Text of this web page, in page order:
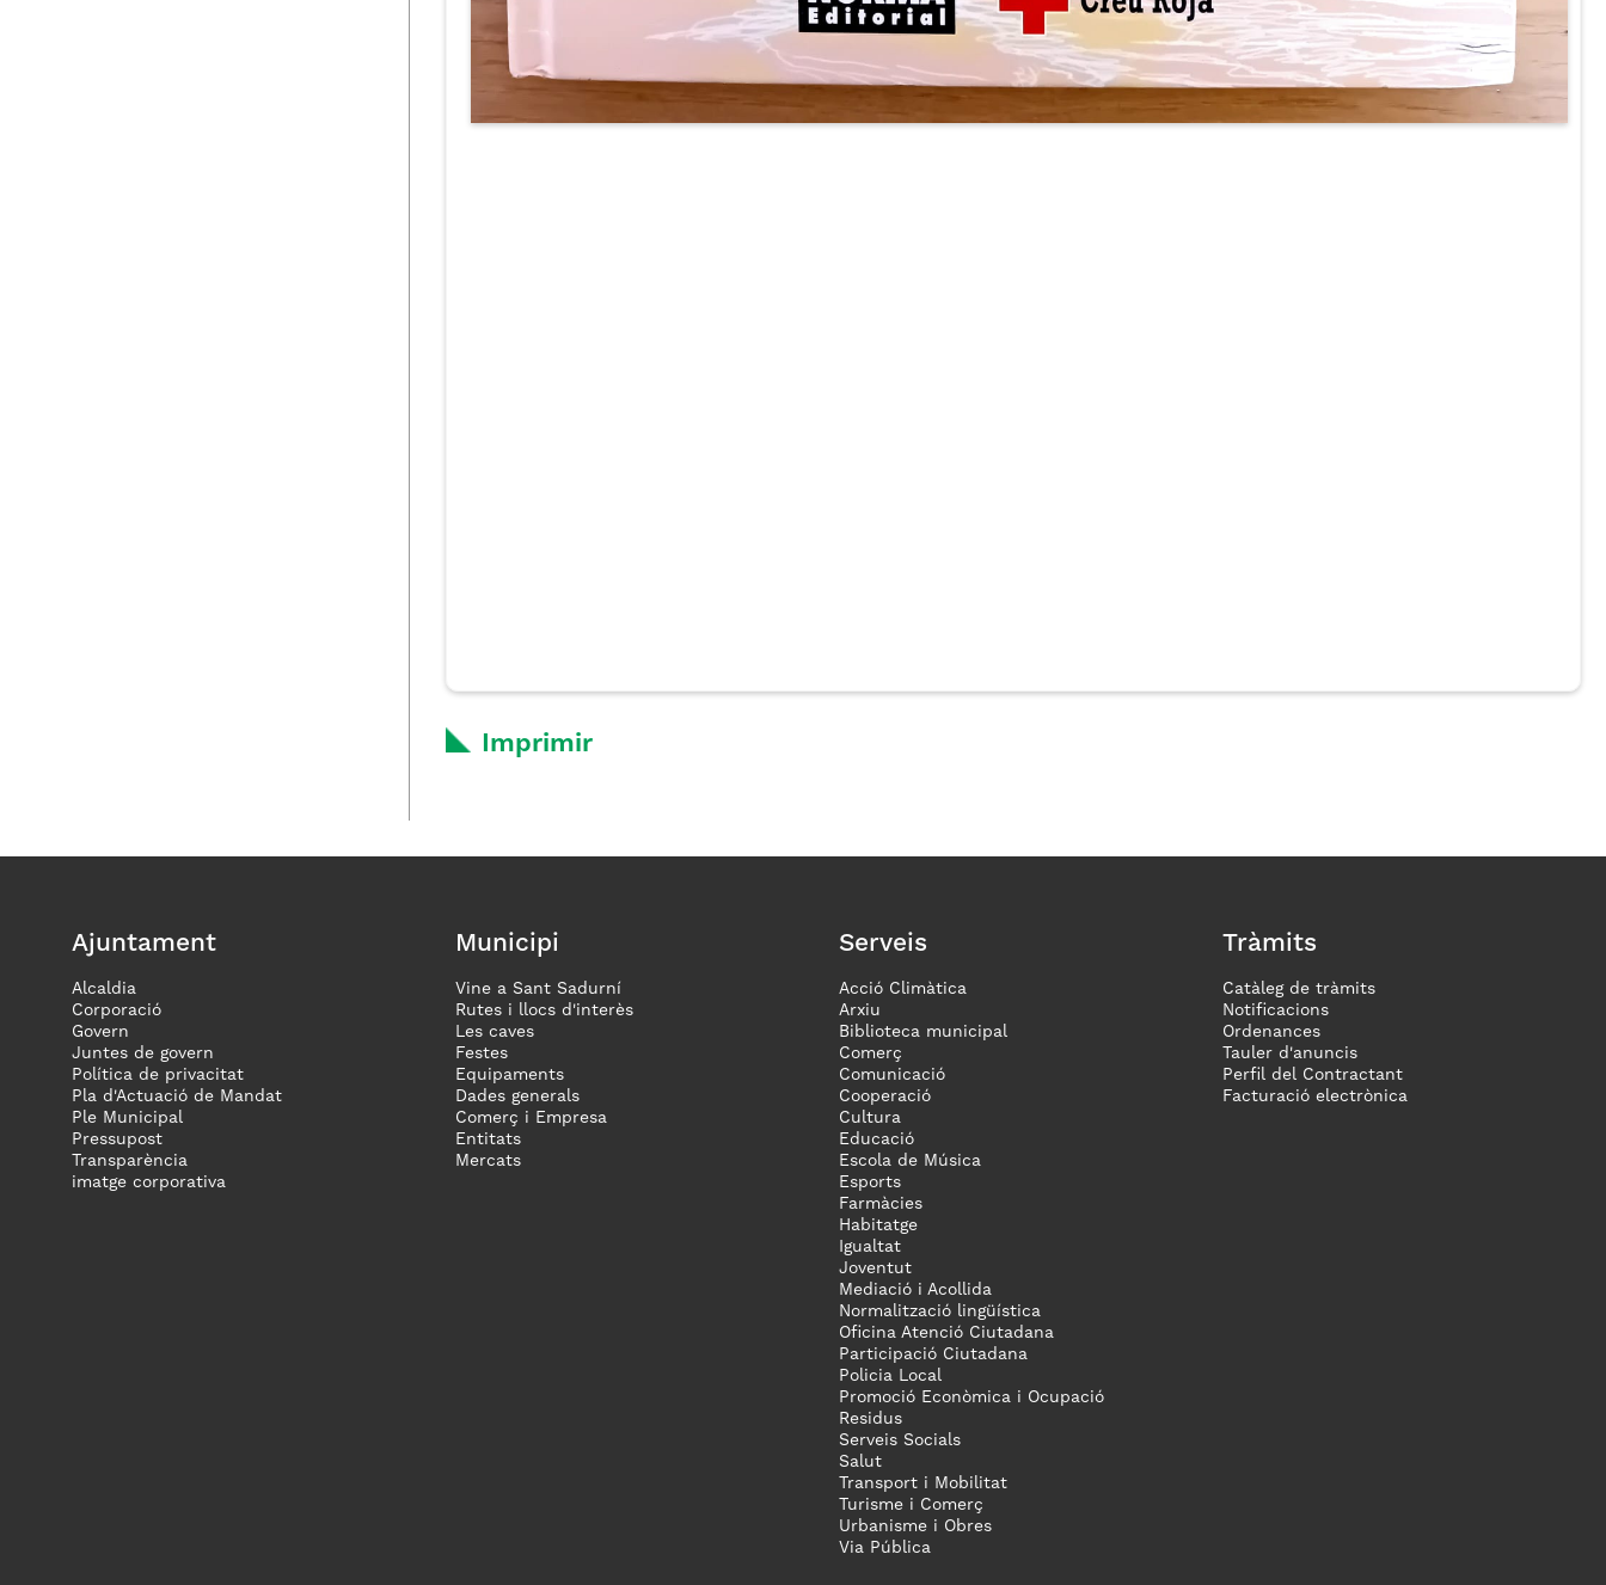
Imprimir
Ajuntament
Alcaldia
Corporació
Govern
Juntes de govern
Política de privacitat
Pla d'Actuació de Mandat
Ple Municipal
Pressupost
Transparència
imatge corporativa
Municipi
Vine a Sant Sadurní
Rutes i llocs d'interès
Les caves
Festes
Equipaments
Dades generals
Comerç i Empresa
Entitats
Mercats
Serveis
Acció Climàtica
Arxiu
Biblioteca municipal
Comerç
Comunicació
Cooperació
Cultura
Educació
Escola de Música
Esports
Farmàcies
Habitatge
Igualtat
Joventut
Mediació i Acollida
Normalització lingüística
Oficina Atenció Ciutadana
Participació Ciutadana
Policia Local
Promoció Econòmica i Ocupació
Residus
Serveis Socials
Salut
Transport i Mobilitat
Turisme i Comerç
Urbanisme i Obres
Via Pública
Tràmits
Catàleg de tràmits
Notificacions
Ordenances
Tauler d'anuncis
Perfil del Contractant
Facturació electrònica